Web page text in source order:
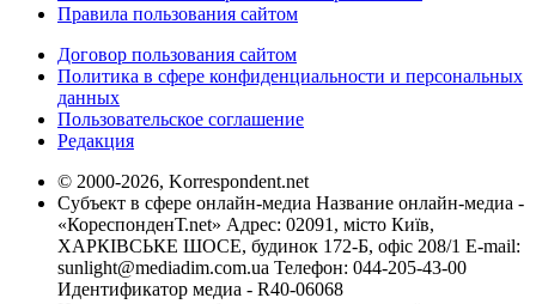
Правила пользования сайтом
Договор пользования сайтом
Политика в сфере конфиденциальности и персональных
данных
Пользовательское соглашение
Редакция
© 2000-2026, Korrespondent.net
Субъект в сфере онлайн-медиа Название онлайн-медиа -
«КореспонденТ.net» Адрес: 02091, місто Київ,
ХАРКІВСЬКЕ ШОСЕ, будинок 172-Б, офіс 208/1 E-mail:
sunlight@mediadim.com.ua Телефон: 044-205-43-00
Идентификатор медиа - R40-06068